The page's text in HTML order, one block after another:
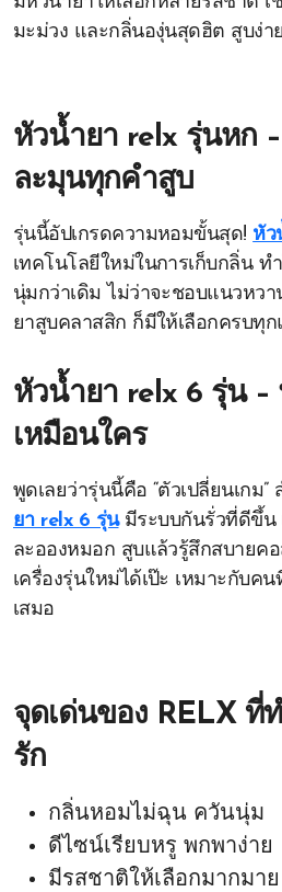
มะม่วง และกลิ่นองุ่นสุดฮิต สูบง่า
หัวน้ำยา relx รุ่นหก
ละมุนทุกคำสูบ
รุ่นนี้อัปเกรดความหอมขั้นสุด! หัว
เทคโนโลยีใหม่ในการเก็บกลิ่น
นุ่มกว่าเดิม ไม่ว่าจะชอบแนวหว
ยาสูบคลาสสิก ก็มีให้เลือกครบทุก
หัวน้ำยา relx 6 รุ่น –
เหมือนใคร
พูดเลยว่ารุ่นนี้คือ “ตัวเปลี่ยนเกม”
ยา relx 6 รุ่นมีระบบกันรั่วที่ดีขึ้น
ละอองหมอก สูบแล้วรู้สึกสบายค
เครื่องรุ่นใหม่ได้เป๊ะ เหมาะกับค
เสมอ
จุดเด่นของ RELX ที่
รัก
กลิ่นหอมไม่ฉุน ควันนุ่ม
ดีไซน์เรียบหรู พกพาง่าย
มีรสชาติให้เลือกมากมาย